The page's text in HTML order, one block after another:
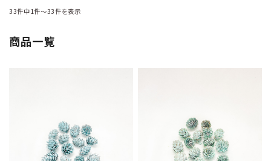
33件中1件～33件を表示
商品一覧